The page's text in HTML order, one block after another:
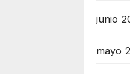
junio
mayo